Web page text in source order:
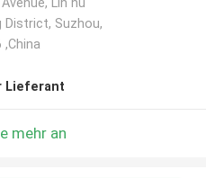
District, Suzhou,
,China
Lieferant
mehr an